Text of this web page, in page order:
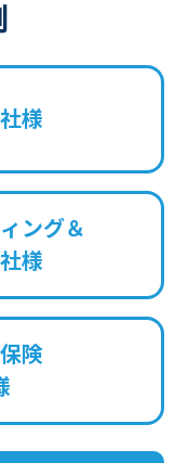
様
ング＆
様
険